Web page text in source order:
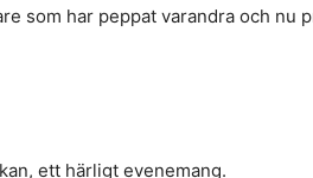
som har peppat varandra och nu
ett härligt evenemang.